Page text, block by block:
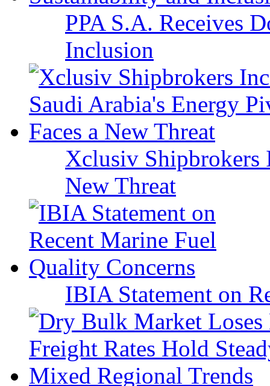
PPA S.A. Receives
Inclusion
Xclusiv Shipbrokers
New Threat
IBIA Statement on